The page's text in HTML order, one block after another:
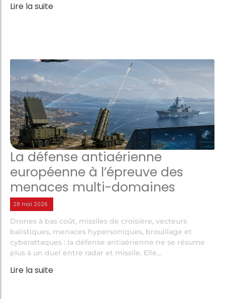
Lire la suite
La défense antiaérienne
européenne à l’épreuve des
menaces multi-domaines
28 mai 2026
Drones à bas coût, missiles de croisière, vecteurs
balistiques, menaces hypersoniques, brouillage et
cyberattaques : la défense antiaérienne ne se résume
plus à un duel entre radar et missile. Elle...
Lire la suite